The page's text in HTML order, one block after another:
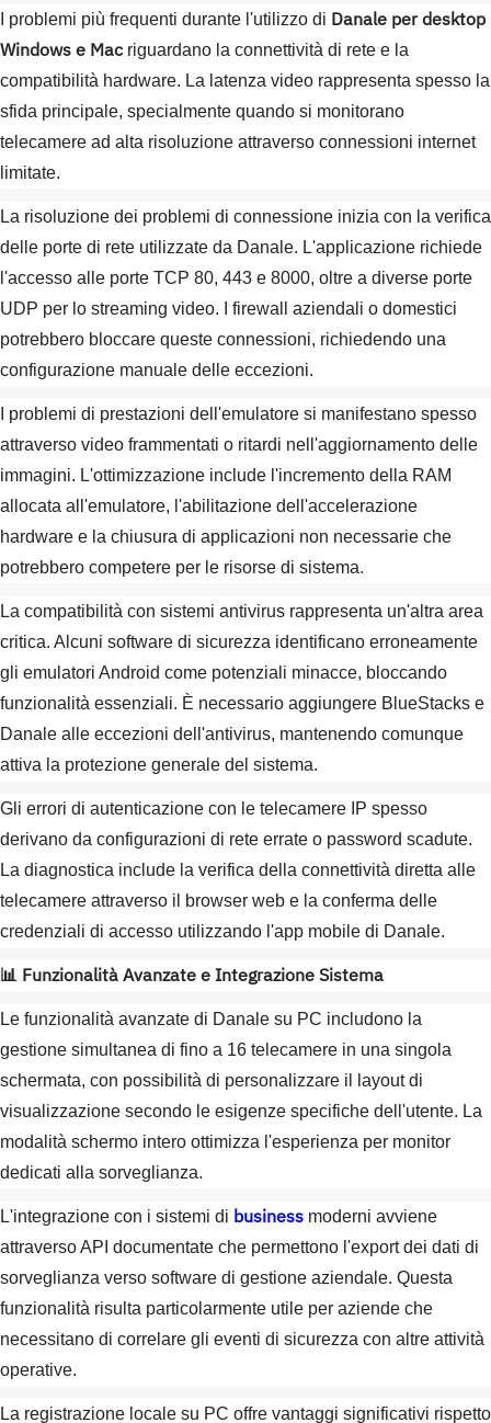
I problemi più frequenti durante l'utilizzo di Danale per desktop
Windows e Mac riguardano la connettività di rete e la
compatibilità hardware. La latenza video rappresenta spesso la
sfida principale, specialmente quando si monitorano
telecamere ad alta risoluzione attraverso connessioni internet
limitate.
La risoluzione dei problemi di connessione inizia con la verifica
delle porte di rete utilizzate da Danale. L'applicazione richiede
l'accesso alle porte TCP 80, 443 e 8000, oltre a diverse porte
UDP per lo streaming video. I firewall aziendali o domestici
potrebbero bloccare queste connessioni, richiedendo una
configurazione manuale delle eccezioni.
I problemi di prestazioni dell'emulatore si manifestano spesso
attraverso video frammentati o ritardi nell'aggiornamento delle
immagini. L'ottimizzazione include l'incremento della RAM
allocata all'emulatore, l'abilitazione dell'accelerazione
hardware e la chiusura di applicazioni non necessarie che
potrebbero competere per le risorse di sistema.
La compatibilità con sistemi antivirus rappresenta un'altra area
critica. Alcuni software di sicurezza identificano erroneamente
gli emulatori Android come potenziali minacce, bloccando
funzionalità essenziali. È necessario aggiungere BlueStacks e
Danale alle eccezioni dell'antivirus, mantenendo comunque
attiva la protezione generale del sistema.
Gli errori di autenticazione con le telecamere IP spesso
derivano da configurazioni di rete errate o password scadute.
La diagnostica include la verifica della connettività diretta alle
telecamere attraverso il browser web e la conferma delle
credenziali di accesso utilizzando l'app mobile di Danale.
📊 Funzionalità Avanzate e Integrazione Sistema
Le funzionalità avanzate di Danale su PC includono la
gestione simultanea di fino a 16 telecamere in una singola
schermata, con possibilità di personalizzare il layout di
visualizzazione secondo le esigenze specifiche dell'utente. La
modalità schermo intero ottimizza l'esperienza per monitor
dedicati alla sorveglianza.
L'integrazione con i sistemi di business moderni avviene
attraverso API documentate che permettono l'export dei dati di
sorveglianza verso software di gestione aziendale. Questa
funzionalità risulta particolarmente utile per aziende che
necessitano di correlare gli eventi di sicurezza con altre attività
operative.
La registrazione locale su PC offre vantaggi significativi rispetto